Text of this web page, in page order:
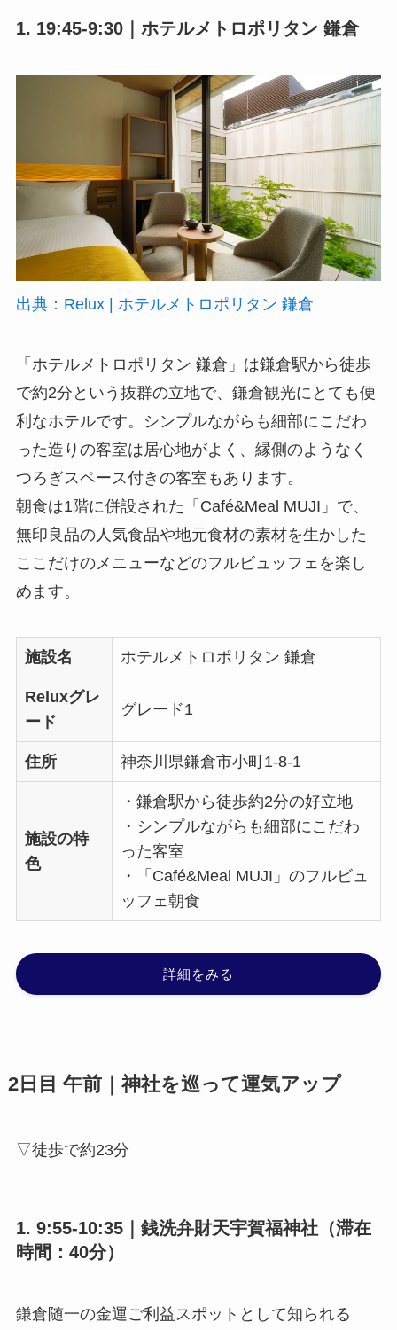
1. 19:45-9:30｜ホテルメトロポリタン 鎌倉
出典：Relux | ホテルメトロポリタン 鎌倉
「ホテルメトロポリタン 鎌倉」は鎌倉駅から徒歩
で約2分という抜群の立地で、鎌倉観光にとても便
利なホテルです。シンプルながらも細部にこだわ
った造りの客室は居心地がよく、縁側のようなく
つろぎスペース付きの客室もあります。
朝食は1階に併設された「Café&Meal MUJI」で、
無印良品の人気食品や地元食材の素材を生かした
ここだけのメニューなどのフルビュッフェを楽し
めます。
施設名 ホテルメトロポリタン 鎌倉
Reluxグレ
ード
グレード1
住所 神奈川県鎌倉市⼩町1-8-1
施設の特
色
・鎌倉駅から徒歩約2分の好立地
・シンプルながらも細部にこだわ
った客室
・「Café&Meal MUJI」のフルビュ
ッフェ朝食
詳細をみる
2日目 午前｜神社を巡って運気アップ
▽徒歩で約23分
1. 9:55-10:35｜銭洗弁財天宇賀福神社（滞在
時間：40分）
鎌倉随一の金運ご利益スポットとして知られる